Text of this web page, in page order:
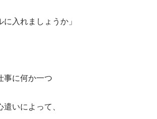
に入れましょうか」
事に何か一つ
いによって、